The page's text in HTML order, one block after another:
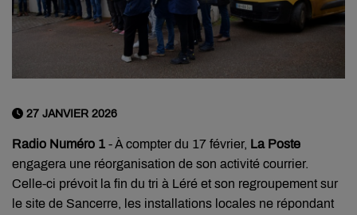
27 JANVIER 2026
Radio Numéro 1 - À compter du 17 février, La Poste
engagera une réorganisation de son activité courrier.
Celle-ci prévoit la fin du tri à Léré et son regroupement sur
le site de Sancerre, les installations locales ne répondant